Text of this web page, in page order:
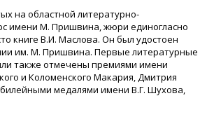
на областной литературно-
имени М. Пришвина, жюри единогласно
книге В.И. Маслова. Он был удостоен
им. М. Пришвина. Первые литературные
также отмечены премиями имени
и Коломенского Макария, Дмитрия
медалями имени В.Г. Шухова,